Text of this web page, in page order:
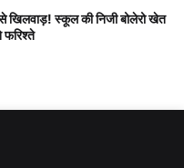
खिलवाड़! स्कूल की निजी बोलेरो खेत
फरिश्ते